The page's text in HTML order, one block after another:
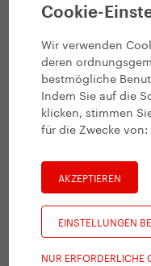
Cookie-
Wir verwenden
deren
bestmögliche
Indem Sie auf die
klicken, stimmen
für die Zwecke von:
AKZEPTIEREN
EINSTELLUNGEN
NUR ERFORDERLICHE
Wir kooperieren
Glück durch
Růžek
3. 5. 2021 | Vendula